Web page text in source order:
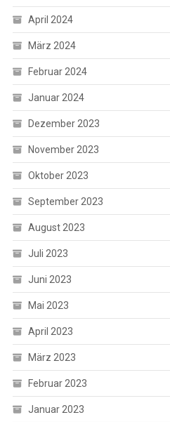
April 2024
März 2024
Februar 2024
Januar 2024
Dezember 2023
November 2023
Oktober 2023
September 2023
August 2023
Juli 2023
Juni 2023
Mai 2023
April 2023
März 2023
Februar 2023
Januar 2023